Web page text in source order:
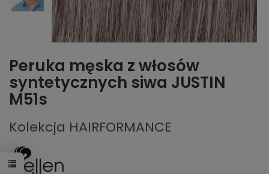
Peruka męska z włosów
syntetycznych siwa JUSTIN
M51s
Kolekcja HAIRFORMANCE